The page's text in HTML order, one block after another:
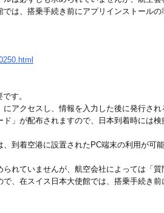
は、搭乗手続き前にアプリインストールの
す。
アクセスし、情報を入力した後に発行さ
」が配布されますので、日本到着時には
到着空港に設置されたPC端末の利用が可
れていませんが、航空会社によっては「
、在スイス日本大使館では、搭乗手続き